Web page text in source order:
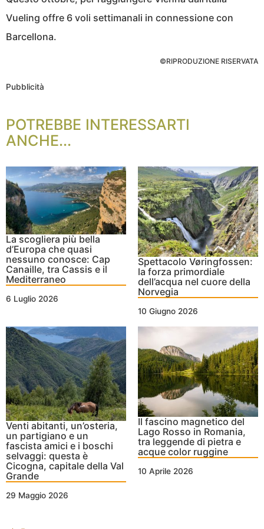
Vueling offre 6 voli settimanali in connessione con
Barcellona.
©RIPRODUZIONE RISERVATA
Pubblicità
POTREBBE INTERESSARTI
ANCHE...
La scogliera più bella
d’Europa che quasi
nessuno conosce: Cap
Canaille, tra Cassis e il
Mediterraneo
6 Luglio 2026
Spettacolo Vøringfossen:
la forza primordiale
dell’acqua nel cuore della
Norvegia
10 Giugno 2026
Venti abitanti, un’osteria,
un partigiano e un
fascista amici e i boschi
selvaggi: questa è
Cicogna, capitale della Val
Grande
29 Maggio 2026
Il fascino magnetico del
Lago Rosso in Romania,
tra leggende di pietra e
acque color ruggine
10 Aprile 2026